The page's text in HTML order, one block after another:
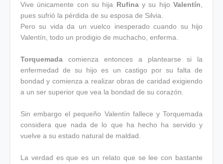
Vive únicamente con su hija Rufinay su hijoValentín
pues sufrió la pérdida de su esposa de Silvia.
Pero su vida da un vuelco inesperado cuando su hijo
Valentín, todo un prodigio de muchacho, enferma.
Torquemada comienza entonces a plantearse si la
enfermedad de su hijo es un castigo por su falta de
bondad y comienza a realizar obras de caridad exigiendo
a un ser superior que vea la bondad de su corazón.
Sin embargo el pequeño Valentín fallece y Torquemada
considera que nada de lo que ha hecho ha servido y
vuelve a su estado natural de maldad.
La verdad es que es un relato que se lee con bastante